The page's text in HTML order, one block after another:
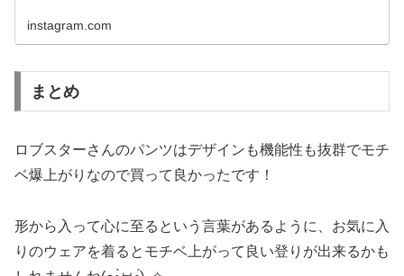
instagram.com
まとめ
ロブスターさんのパンツはデザインも機能性も抜群でモチ
ベ爆上がりなので買って良かったです！
形から入って心に至るという言葉があるように、お気に入
りのウェアを着るとモチベ上がって良い登りが出来るかも